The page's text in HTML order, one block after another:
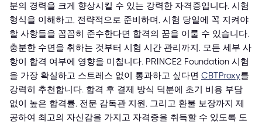
분의 경력을 크게 향상시킬 수 있는 강력한 자격증입니다. 시험
형식을 이해하고, 전략적으로 준비하며, 시험 당일에 꼭 지켜야
할 사항들을 꼼꼼히 준수한다면 합격의 꿈을 이룰 수 있습니다.
충분한 수면을 취하는 것부터 시험 시간 관리까지, 모든 세부 사
항이 합격 여부에 영향을 미칩니다. PRINCE2 Foundation 시험
을 가장 확실하고 스트레스 없이 통과하고 싶다면 CBTProxy를
강력히 추천합니다. 합격 후 결제 방식 덕분에 초기 비용 부담
없이 높은 합격률, 전문 감독관 지원, 그리고 환불 보장까지 제
공하여 최고의 자신감을 가지고 자격증을 취득할 수 있도록 도